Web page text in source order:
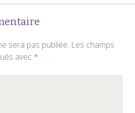
sera pas publiée. Les champs
avec *